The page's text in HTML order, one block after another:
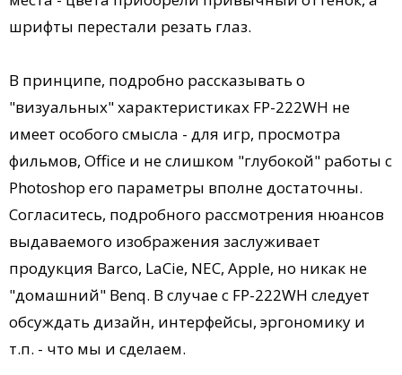
шрифты перестали резать глаз.
В принципе, подробно рассказывать о
"визуальных" характеристиках FP-222WH не
имеет особого смысла - для игр, просмотра
фильмов, Office и не слишком "глубокой" работы с
Photoshop его параметры вполне достаточны.
Согласитесь, подробного рассмотрения нюансов
выдаваемого изображения заслуживает
продукция Barco, LaCie, NEC, Apple, но никак не
"домашний" Benq. В случае с FP-222WH следует
обсуждать дизайн, интерфейсы, эргономику и
т.п. - что мы и сделаем.